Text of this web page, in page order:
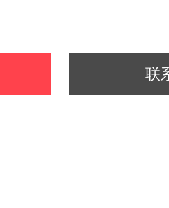
联